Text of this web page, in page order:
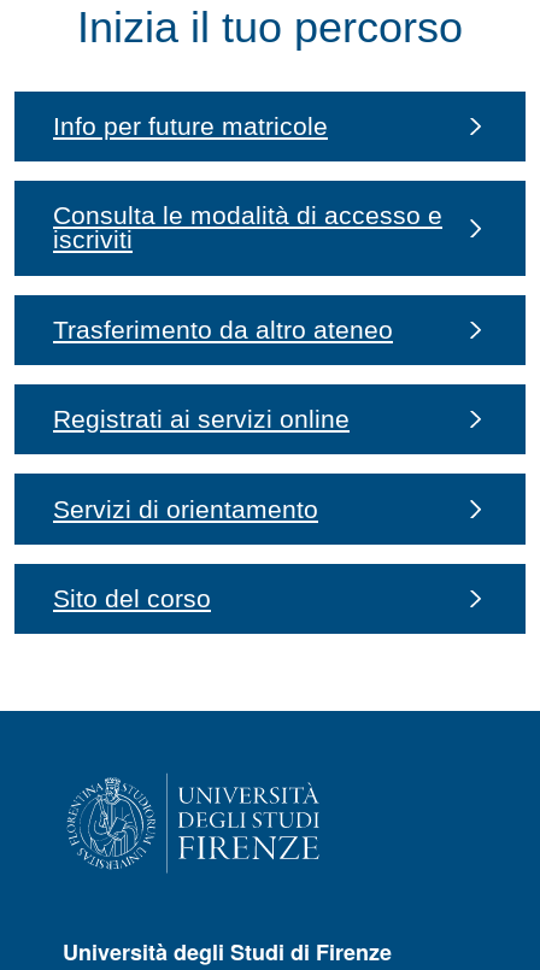
Inizia il tuo percorso
Info per future matricole
Consulta le modalità di accesso e
iscriviti
Trasferimento da altro ateneo
Registrati ai servizi online
Servizi di orientamento
Sito del corso
Università degli Studi di Firenze